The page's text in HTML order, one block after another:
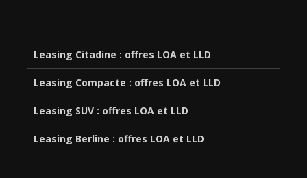
Leasing Citadine : offres LOA et LLD
Leasing Compacte : offres LOA et LLD
Leasing SUV : offres LOA et LLD
Leasing Berline : offres LOA et LLD